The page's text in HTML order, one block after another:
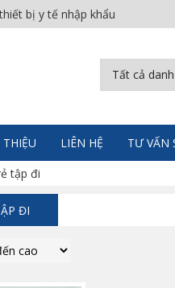
bị y tế nhập khẩu
LIÊN HỆ TƯ VẤN
tập đi
ĐI